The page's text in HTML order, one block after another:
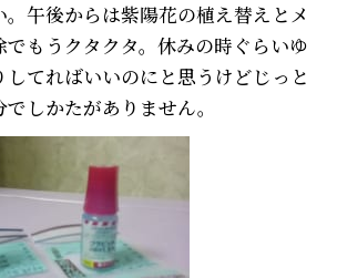
午後からは紫陽花の植え替えとメ
でもうクタクタ。休みの時ぐらいゆ
してればいいのにと思うけどじっと
しかたがありません。